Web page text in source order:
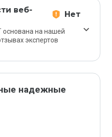
веб-
Нет
основана на нашей
экспертов
надежные